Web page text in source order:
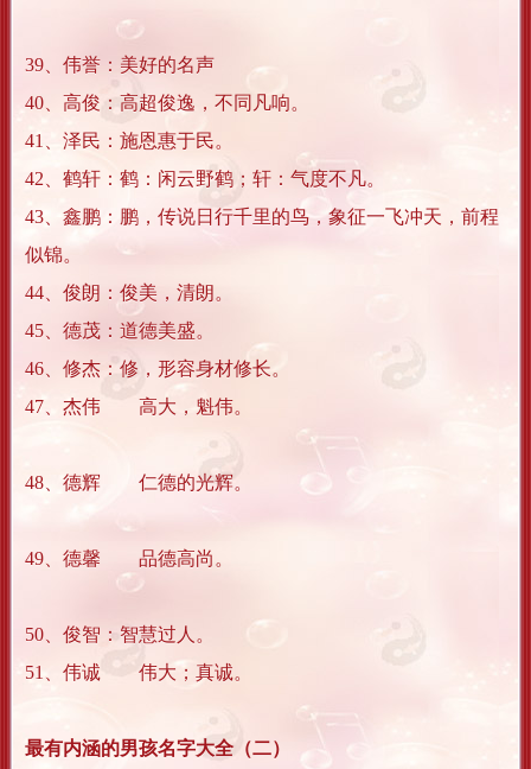
39、伟誉：美好的名声
40、高俊：高超俊逸，不同凡响。
41、泽民：施恩惠于民。
42、鹤轩：鹤：闲云野鹤；轩：气度不凡。
43、鑫鹏：鹏，传说日行千里的鸟，象征一飞冲天，前程
似锦。
44、俊朗：俊美，清朗。
45、德茂：道德美盛。
46、修杰：修，形容身材修长。
47、杰伟 高大，魁伟。
48、德辉 仁德的光辉。
49、德馨 品德高尚。
50、俊智：智慧过人。
51、伟诚 伟大；真诚。
最有内涵的男孩名字大全（二）